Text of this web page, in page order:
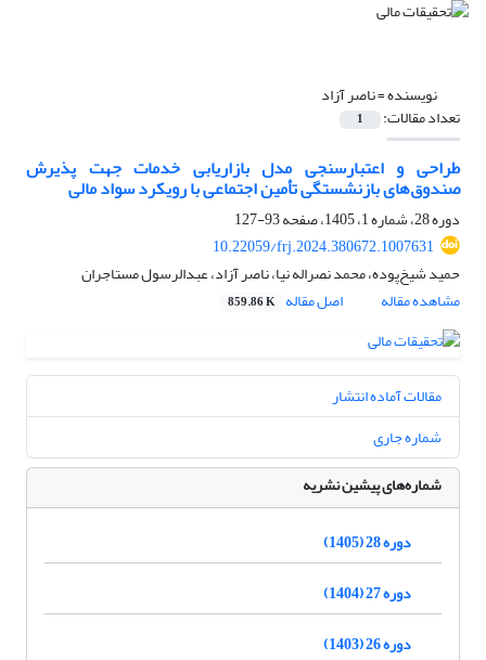
نویسنده =ناصر آزاد
تعداد مقالات: 1
طراحی و اعتبارسنجی مدل بازاریابی خدمات جهت پذیرش
صندوق‌‌های بازنشستگی تأمین اجتماعی با رویکرد سواد مالی
دوره 28، شماره 1، 1405، صفحه
93-127
10.22059/frj.2024.380672.1007631
حمید شیخ‌پوده، محمد نصراله نیا، ناصر آزاد، عبدالرسول مستاجران
مشاهده مقاله
اصل مقاله 859.86 K
مقالات آماده انتشار
شماره جاری
شماره‌های پیشین نشریه
دوره 28 (1405)
دوره 27 (1404)
دوره 26 (1403)